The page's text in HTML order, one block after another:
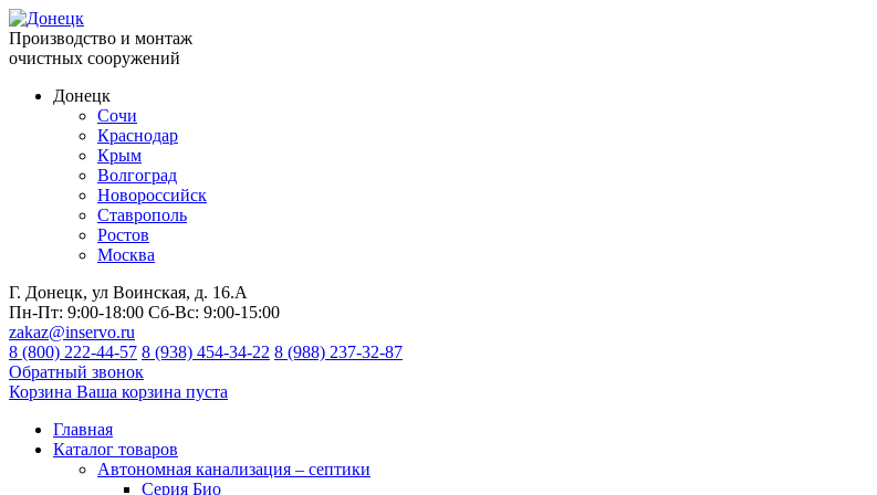
Производство и монтаж
очистных сооружений
Донецк
Сочи
Краснодар
Крым
Волгоград
Новороссийск
Ставрополь
Ростов
Москва
Г. Донецк, ул Воинская, д. 16.А
Пн-Пт: 9:00-18:00 Сб-Вс: 9:00-15:00
zakaz@inservo.ru
8 (800) 222-44-57 8 (938) 454-34-22 8 (988) 237-32-87
Обратный звонок
Корзина Ваша корзина пуста
Главная
Каталог товаров
Автономная канализация – септики
Серия Био